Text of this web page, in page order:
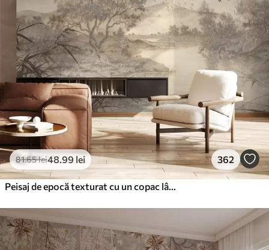
81.65lei48 .99 lei 362